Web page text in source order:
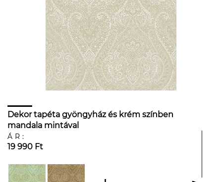
Dekor tapéta gyöngyház és krém színben
mandala mintával
ÁR:
19 990 Ft